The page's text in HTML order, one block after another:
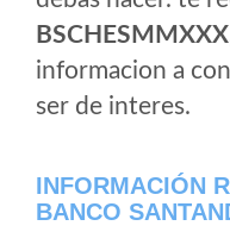
BSCHESMMXXX
informacion a
ser de interes.
INFORMACIÓN
BANCO